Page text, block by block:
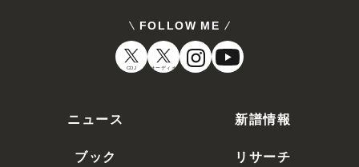
FOLLOW ME
CDJ オーディオ
ニュース
新譜情報
ブック
リサーチ